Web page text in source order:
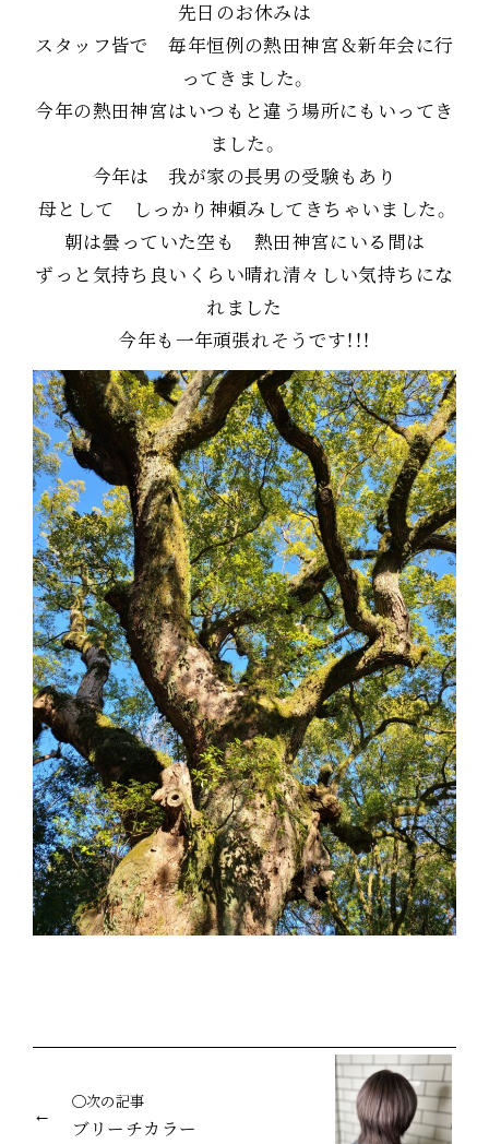
先日のお休みは
スタッフ皆で 毎年恒例の熱田神宮＆新年会に行
ってきました。
今年の熱田神宮はいつもと違う場所にもいってき
ました。
今年は 我が家の長男の受験もあり
母として しっかり神頼みしてきちゃいました。
朝は曇っていた空も 熱田神宮にいる間は
ずっと気持ち良いくらい晴れ清々しい気持ちにな
れました
今年も一年頑張れそうです！！！
◯次の記事
ブリーチカラー